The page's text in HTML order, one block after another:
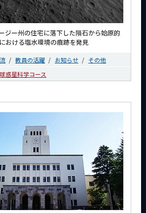
ジー州の住宅に落下した隕石から始原的
おける塩水環境の痕跡を発見
教員の活躍 お知らせ
その他
惑星科学コース
サイト構成
学内向け情報
CLOSE